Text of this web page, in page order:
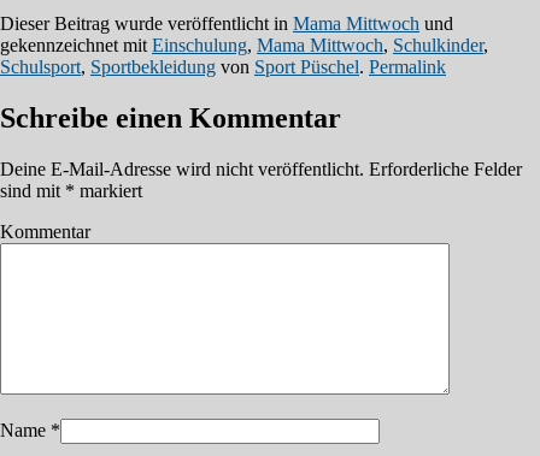
Dieser Beitrag wurde veröffentlicht in Mama Mittwoch und
gekennzeichnet mit Einschulung, Mama Mittwoch, Schulkinder,
Schulsport, Sportbekleidung von Sport Püschel. Permalink
Schreibe einen Kommentar
Deine E-Mail-Adresse wird nicht veröffentlicht. Erforderliche Felder
sind mit * markiert
Kommentar
Name *